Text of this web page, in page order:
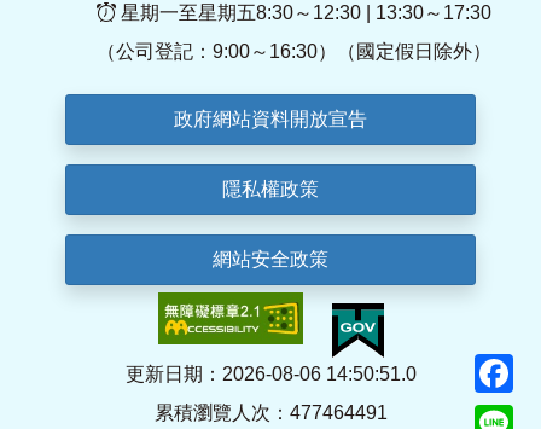
星期一至星期五8:30～12:30 | 13:30～17:30
（公司登記：9:00～16:30）（國定假日除外）
政府網站資料開放宣告
隱私權政策
網站安全政策
更新日期：2026-08-06 14:50:51.0
累積瀏覽人次：477464491